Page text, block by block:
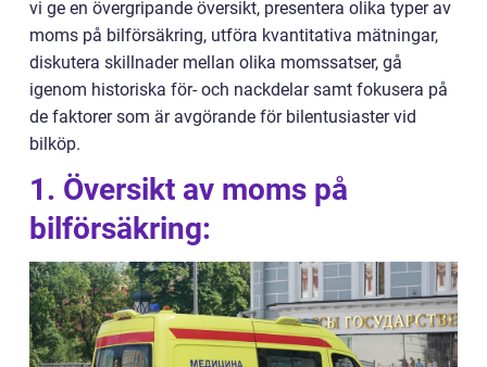
vi ge en övergripande översikt, presentera olika typer av
moms på bilförsäkring, utföra kvantitativa mätningar,
diskutera skillnader mellan olika momssatser, gå
igenom historiska för- och nackdelar samt fokusera på
de faktorer som är avgörande för bilentusiaster vid
bilköp.
1. Översikt av moms på
bilförsäkring: